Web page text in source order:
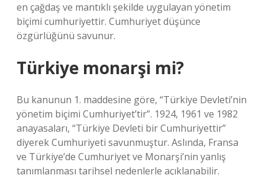
en çağdaş ve mantıklı şekilde uygulayan yönetim
biçimi cumhuriyettir. Cumhuriyet düşünce
özgürlüğünü savunur.
Türkiye monarşi mi?
Bu kanunun 1. maddesine göre, “Türkiye Devleti’nin
yönetim biçimi Cumhuriyet’tir”. 1924, 1961 ve 1982
anayasaları, “Türkiye Devleti bir Cumhuriyettir”
diyerek Cumhuriyeti savunmuştur. Aslında, Fransa
ve Türkiye’de Cumhuriyet ve Monarşi’nin yanlış
tanımlanması tarihsel nedenlerle açıklanabilir.